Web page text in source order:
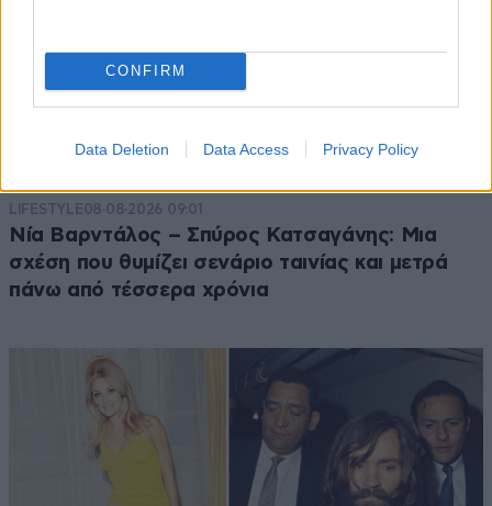
CONFIRM
Data Deletion Data Access Privacy Policy
LIFESTYLE08·08·2026 09:01
Νία Βαρντάλος – Σπύρος Κατσαγάνης: Μια
σχέση που θυμίζει σενάριο ταινίας και μετρά
πάνω από τέσσερα χρόνια